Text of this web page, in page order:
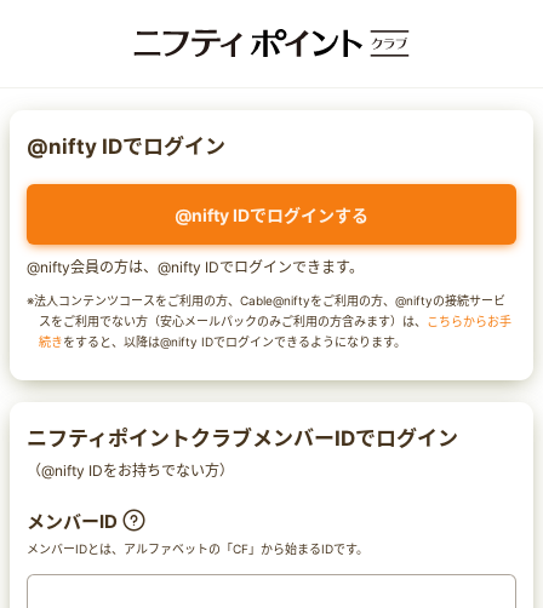
@nifty IDでログイン
@nifty IDでログインする
@nifty会員の方は、@nifty IDでログインできます。
※法人コンテンツコースをご利用の方、Cable@niftyをご利用の方、@niftyの接続サービ
スをご利用でない方（安心メールパックのみご利用の方含みます）は、 こちらからお手
続きをすると、以降は@nifty IDでログインできるようになります。
ニフティポイントクラブメンバーIDでログイン
（@nifty IDをお持ちでない方）
メンバーID
メンバーIDとは、アルファベットの「CF」から始まるIDです。